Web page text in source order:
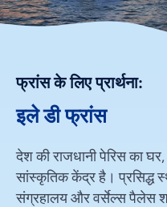
फ्रांस के लिए प्रार्थना:
इले डी फ्रांस
देश की राजधानी पेरिस का
सांस्कृतिक केंद्र है। प्रसिद्ध
संग्रहालय और वर्सेल्स पैलेस